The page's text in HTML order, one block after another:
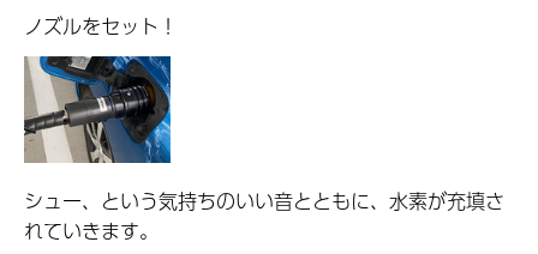
ノズルをセット！
シュー、という気持ちのいい音とともに、水素が充填さ
れていきます。